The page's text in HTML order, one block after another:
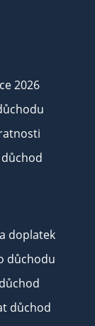
2026
doplatek
důchodu
důchod